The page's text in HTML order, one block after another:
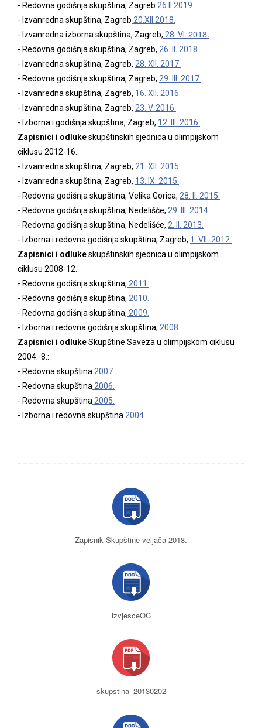
- Redovna godišnja skupština, Zagreb 26.II. 2019
- Izvanredna skupština, Zagreb 20.XII.2018.
- Izvanredna izborna skupština, Zagreb, 28. VI. 2018.
- Redovna godišnja skupština, Zagreb, 26. II. 2018.
- Izvanredna skupština, Zagreb, 28. XII. 2017
- Redovna godišnja skupština, Zagreb, 29. III. 2017
- Izvanredna skupština, Zagreb, 16. XII.
2016.
- Izvanredna skupština, Zagreb, 23. V. 2016.
- Izborna i godišnja skupština, Zagreb, 12. III.
2016.
Zapisnici i odlukeskupštinskih sjednica u olimpijskom
ciklusu 2012-16.
- Izvanredna skupština, Zagreb, 21. XII. 2015
- Izvanredna skupština, Zagreb, 13. IX. 2015
- Redovna godišnja skupština, Velika Gorica, 28. II. 2015
- Redovna godišnja skupština, Nedelišće, 29. III. 2014
- Redovna godišnja skupština, Nedelišće, 2. II. 2013
- Izborna i redovna godišnja skupština, Zagreb, 1. VII. 2012
Zapisnici i odlukeskupštinskih sjednica u olimpijskom
ciklusu 2008-12.
- Redovna godišnja skupština, 2011
- Redovna godišnja skupština, 2010
- Redovna godišnja skupština, 2009
- Izborna i redovna godišnja skupština, 2008
Zapisnici i odlukeSkupštine Saveza u olimpijskom ciklusu
2004.-8.:
- Redovna skupština 2007
- Redovna skupština 2006
- Redovna skupština 2005
- Izborna i redovna skupština 2004
Zapisnik Skupštine veljača 2018.
izvjesceOC
skupstina_20130202